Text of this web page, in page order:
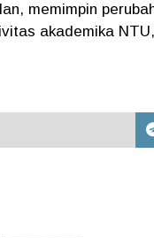
memimpin
akademika